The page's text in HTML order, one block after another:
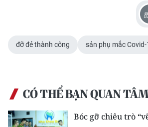
Duyên hải Nam Trung Bộ và Tây
Đồng bằng sông Cửu Long
Chuyên trang Hà Nội
đỡ đẻ thành công sản phụ mắc Covid-
CÓ THỂ BẠN QUAN TÂM
Bóc gỡ chiêu trò